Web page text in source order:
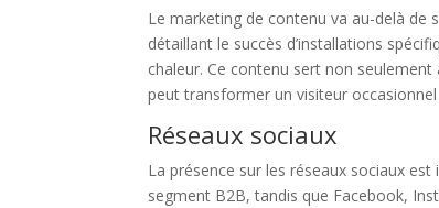
Le marketing de contenu va au-delà de
détaillant le succès d’installations
chaleur. Ce contenu sert non
peut transformer un visiteur
Réseaux sociaux
La présence sur les réseaux sociaux
segment B2B, tandis que Facebook,